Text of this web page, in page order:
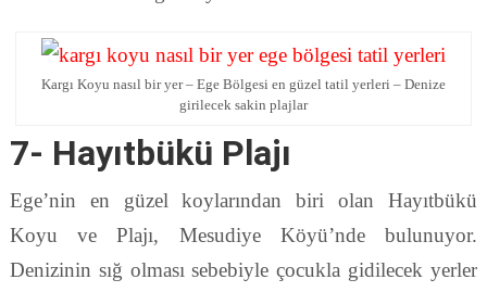
Kargı Koyu nasıl bir yer – Ege Bölgesi en güzel tatil yerleri – Denize
girilecek sakin plajlar
7- Hayıtbükü Plajı
Ege’nin en güzel koylarından biri olan Hayıtbükü
Koyu ve Plajı, Mesudiye Köyü’nde bulunuyor.
Denizinin sığ olması sebebiyle çocukla gidilecek yerler